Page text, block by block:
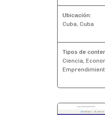
Ubicación:
Cuba, Cuba
Tipos de
Ciencia,